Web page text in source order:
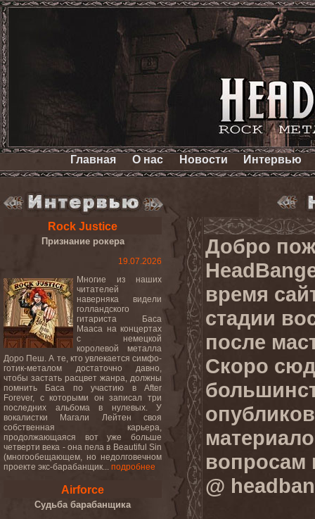
Главная О нас Новости Интервью
Rock Justice
Признание рокера
19.07.2026
Многие из наших
читателей
наверняка видели
голландского
гитариста Баса
Мааса на концертах
c немецкой
королевой металла
Доро Пеш. А те, кто увлекается симфо-
готик-металом достаточно давно,
чтобы застать расцвет жанра, должны
помнить Баса по участию в After
Forever, с которыми он записал три
последних альбома в нулевых. У
вокалистки Магали Лейтен своя
собственная карьера,
продолжающаяся вот уже больше
четверти века - она пела в Beautiful Sin
(многообещающем, но недолговечном
проекте экс-барабанщик... подробнее
Airforce
Судьба барабанщика
Добро
время
стадии
после
Скоро
вопросам
@